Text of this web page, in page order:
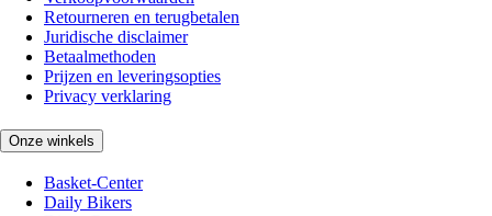
Retourneren en terugbetalen
Juridische disclaimer
Betaalmethoden
Prijzen en leveringsopties
Privacy verklaring
Onze winkels
Basket-Center
Daily Bikers